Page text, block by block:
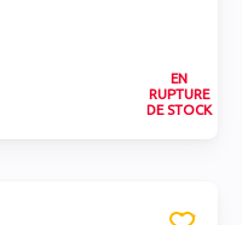
EN
RUPTURE
DE STOCK